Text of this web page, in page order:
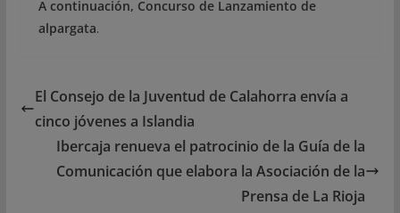
A continuación, Concurso de Lanzamiento de
alpargata.
El Consejo de la Juventud de Calahorra envía a
cinco jóvenes a Islandia
Ibercaja renueva el patrocinio de la Guía de la
Comunicación que elabora la Asociación de la
Prensa de La Rioja